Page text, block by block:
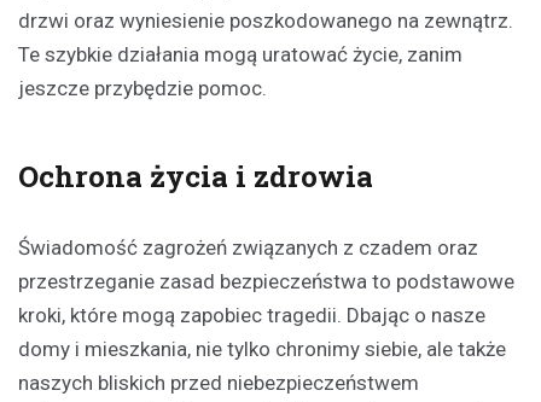
drzwi oraz wyniesienie poszkodowanego na zewnątrz.
Te szybkie działania mogą uratować życie, zanim
jeszcze przybędzie pomoc.
Ochrona życia i zdrowia
Świadomość zagrożeń związanych z czadem oraz
przestrzeganie zasad bezpieczeństwa to podstawowe
kroki, które mogą zapobiec tragedii. Dbając o nasze
domy i mieszkania, nie tylko chronimy siebie, ale także
naszych bliskich przed niebezpieczeństwem